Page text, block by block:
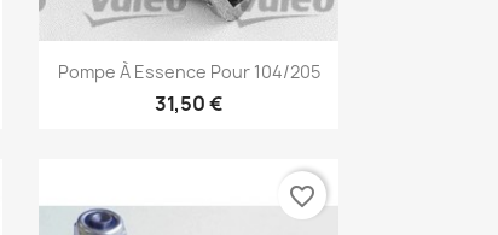
 Aperçu rapide
Pompe À Essence Pour 104/205
31,50 €
favorite_border